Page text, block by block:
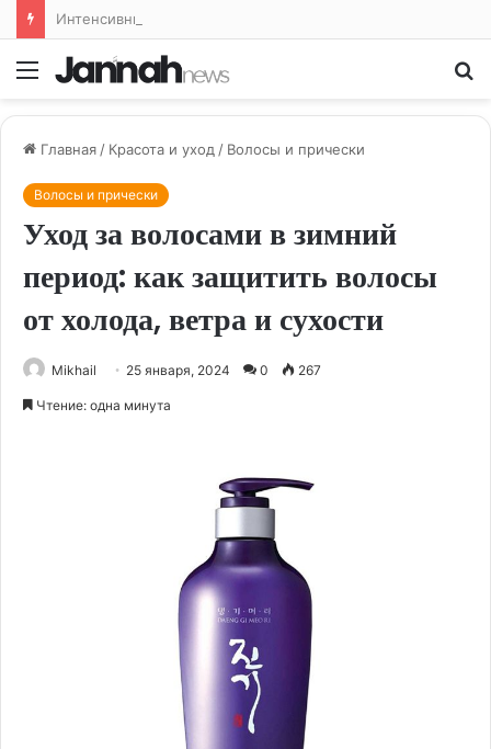
Меню
Главная / Красота и уход / Волосы и прически
Волосы и прически
Уход за волосами в зимний
период: как защитить волосы
от холода, ветра и сухости
Mikhail 25 января, 2024 0 267
Чтение: одна минута